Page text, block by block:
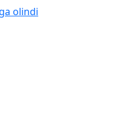
olindi